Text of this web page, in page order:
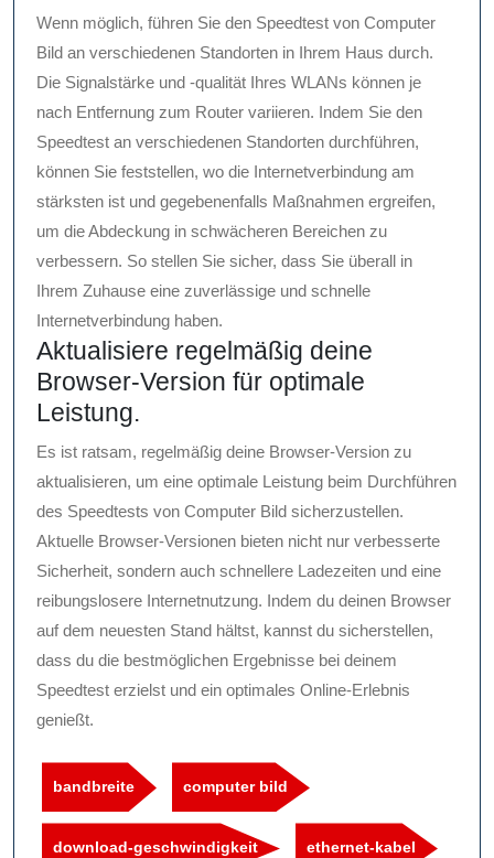
Wenn möglich, führen Sie den Speedtest von Computer
Bild an verschiedenen Standorten in Ihrem Haus durch.
Die Signalstärke und -qualität Ihres WLANs können je
nach Entfernung zum Router variieren. Indem Sie den
Speedtest an verschiedenen Standorten durchführen,
können Sie feststellen, wo die Internetverbindung am
stärksten ist und gegebenenfalls Maßnahmen ergreifen,
um die Abdeckung in schwächeren Bereichen zu
verbessern. So stellen Sie sicher, dass Sie überall in
Ihrem Zuhause eine zuverlässige und schnelle
Internetverbindung haben.
Aktualisiere regelmäßig deine
Browser-Version für optimale
Leistung.
Es ist ratsam, regelmäßig deine Browser-Version zu
aktualisieren, um eine optimale Leistung beim Durchführen
des Speedtests von Computer Bild sicherzustellen.
Aktuelle Browser-Versionen bieten nicht nur verbesserte
Sicherheit, sondern auch schnellere Ladezeiten und eine
reibungslosere Internetnutzung. Indem du deinen Browser
auf dem neuesten Stand hältst, kannst du sicherstellen,
dass du die bestmöglichen Ergebnisse bei deinem
Speedtest erzielst und ein optimales Online-Erlebnis
genießt.
bandbreite computer bild
download-geschwindigkeit ethernet-kabel